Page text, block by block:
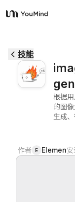
YouMind
使用案例
技能
根据
的图
生成、
作者 E Elemen